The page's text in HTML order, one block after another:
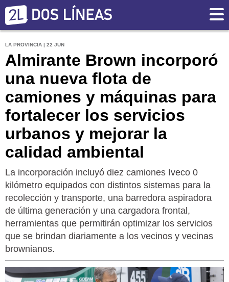
LA PROVINCIA | 22 JUN
Almirante Brown incorporó
una nueva flota de
camiones y máquinas para
fortalecer los servicios
urbanos y mejorar la
calidad ambiental
La incorporación incluyó diez camiones Iveco 0
kilómetro equipados con distintos sistemas para la
recolección y transporte, una barredora aspiradora
de última generación y una cargadora frontal,
herramientas que permitirán optimizar los servicios
que se brindan diariamente a los vecinos y vecinas
brownianos.